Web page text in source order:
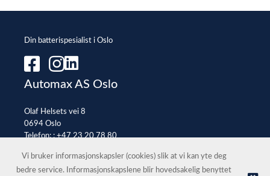
Din batterispesialist i Oslo
Automax AS Oslo
Olaf Helsets vei 8
0694 Oslo
Telefon: :+47 23 20 78 80
Vi bruker informasjonskapsler (cookies) slik at vi kan yte deg
bedre service. Informasjonskapslene blir hovedsakelig benyttet